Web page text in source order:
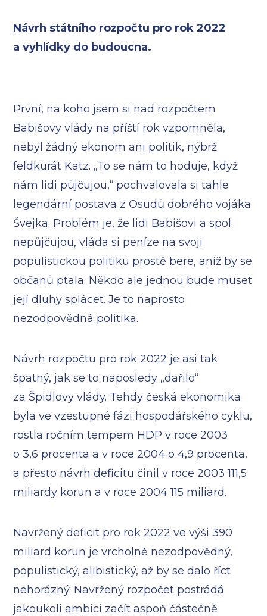
Návrh státního rozpočtu pro rok 2022
a vyhlídky do budoucna.
První, na koho jsem si nad rozpočtem
Babišovy vlády na příští rok vzpomněla,
nebyl žádný ekonom ani politik, nýbrž
feldkurát Katz. „To se nám to hoduje, když
nám lidi půjčujou,“ pochvalovala si tahle
legendární postava z Osudů dobrého vojáka
Švejka. Problém je, že lidi Babišovi a spol.
nepůjčujou, vláda si peníze na svoji
populistickou politiku prostě bere, aniž by se
občanů ptala. Někdo ale jednou bude muset
její dluhy splácet. Je to naprosto
nezodpovědná politika.
Návrh rozpočtu pro rok 2022 je asi tak
špatný, jak se to naposledy „dařilo“
za Špidlovy vlády. Tehdy česká ekonomika
byla ve vzestupné fázi hospodářského cyklu,
rostla ročním tempem HDP v roce 2003
o 3,6 procenta a v roce 2004 o 4,9 procenta,
a přesto návrh deficitu činil v roce 2003 111,5
miliardy korun a v roce 2004 115 miliard.
Navržený deficit pro rok 2022 ve výši 390
miliard korun je vrcholně nezodpovědný,
populistický, alibistický, až by se dalo říct
nehorázný. Navržený rozpočet postrádá
jakoukoli ambici začít aspoň částečně